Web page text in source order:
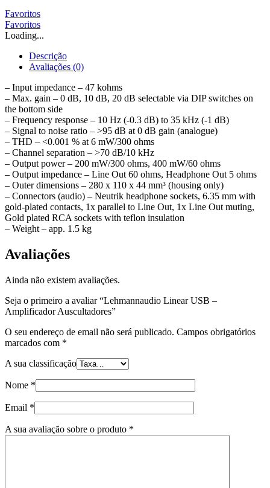
Favoritos
Favoritos
Loading...
Descrição
Avaliações (0)
– Input impedance – 47 kohms
– Max. gain – 0 dB, 10 dB, 20 dB selectable via DIP switches on
the bottom side
– Frequency response – 10 Hz (-0.3 dB) to 35 kHz (-1 dB)
– Signal to noise ratio – >95 dB at 0 dB gain (analogue)
– THD – <0.001 % at 6 mW/300 ohms
– Channel separation – >70 dB/10 kHz
– Output power – 200 mW/300 ohms, 400 mW/60 ohms
– Output impedance – Line Out 60 ohms, Headphone Out 5 ohms
– Outer dimensions – 280 x 110 x 44 mm³ (housing only)
– Connectors (audio) – Neutrik headphone sockets, 6.35 mm with
gold-plated contacts, 1x parallel to Line Out, 1x Line Out muting,
Gold plated RCA sockets with teflon insulation
– Weight – app. 1.5 kg
Avaliações
Ainda não existem avaliações.
Seja o primeiro a avaliar “Lehmannaudio Linear USB –
Amplificador Auscultadores”
O seu endereço de email não será publicado. Campos obrigatórios
marcados com *
A sua classificação
Nome *
Email *
A sua avaliação sobre o produto *